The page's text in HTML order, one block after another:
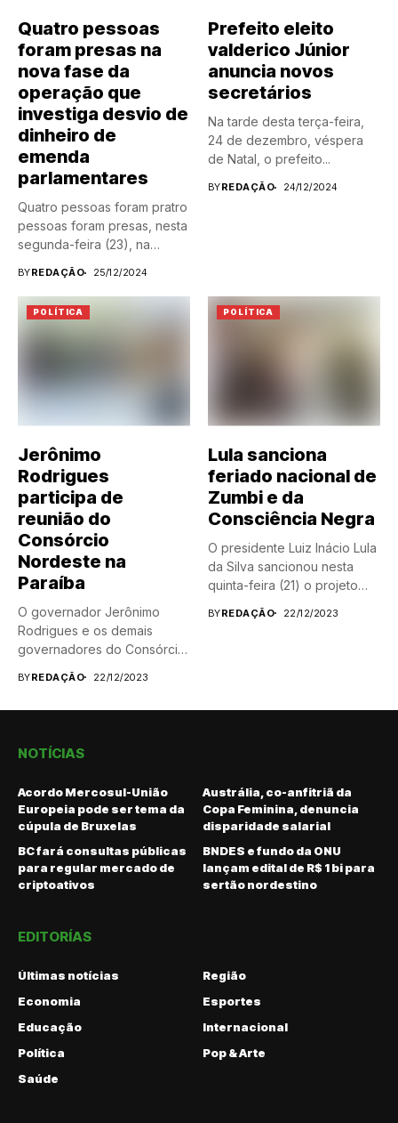
Quatro pessoas
foram presas na
nova fase da
operação que
investiga desvio de
dinheiro de
emenda
parlamentares
Quatro pessoas foram pratro
pessoas foram presas, nesta
segunda-feira (23), na
BYREDAÇÃO 25/12/2024
Prefeito eleito
valderico Júnior
anuncia novos
secretários
Na tarde desta terça-feira,
24 de dezembro, véspera
de Natal, o prefeito...
BYREDAÇÃO 24/12/2024
POLÍTICA
Jerônimo
Rodrigues
participa de
reunião do
Consórcio
Nordeste na
Paraíba
O governador Jerônimo
Rodrigues e os demais
governadores do Consórcio
BYREDAÇÃO 22/12/2023
POLÍTICA
Lula sanciona
feriado nacional de
Zumbi e da
Consciência Negra
O presidente Luiz Inácio Lula
da Silva sancionou nesta
quinta-feira (21) o projeto
BYREDAÇÃO 22/12/2023
NOTÍCIAS
Acordo Mercosul-União
Europeia pode ser tema da
cúpula de Bruxelas
Austrália, co-anfitriã da
Copa Feminina, denuncia
disparidade salarial
BC fará consultas públicas
para regular mercado de
criptoativos
BNDES e fundo da ONU
lançam edital de R$ 1 bi para
sertão nordestino
EDITORÍAS
Últimas notícias
Região
Economia
Esportes
Educação
Internacional
Política
Pop & Arte
Saúde